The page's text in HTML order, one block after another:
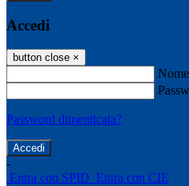
Accedi
button close ×
Password dimenticata?
-
Entra con SPID Entra con CIE